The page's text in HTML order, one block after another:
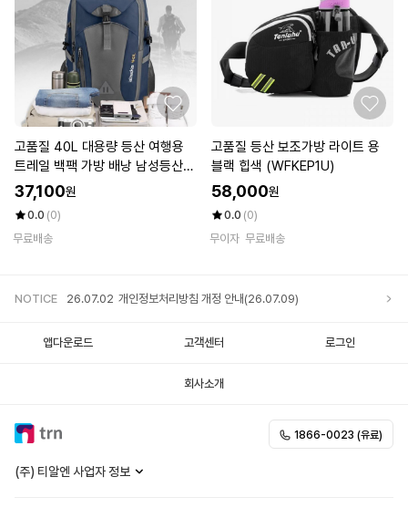
고품질 40L 대용량 등산 여행용
트레일 백팩 가방 배낭 남성등산가
방 (WFKKII2)
37,100원
0.0 (0)
무료배송
고품질 등산 보조가방 라이트 용
블랙 힙색 (WFKEP1U)
58,000원
0.0 (0)
무이자 무료배송
NOTICE 26.07.02 개인정보처리방침 개정 안내(26.07.09)
앱다운로드 고객센터 로그인
회사소개
(주) 티알엔 사업자 정보
1866-0023 (유료)